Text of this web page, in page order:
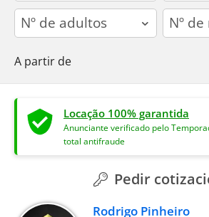
adults children
A partir de
Locação 100% garantida
Anunciante verificado pelo
total antifraude
Pedir
Rodrigo Pinheiro